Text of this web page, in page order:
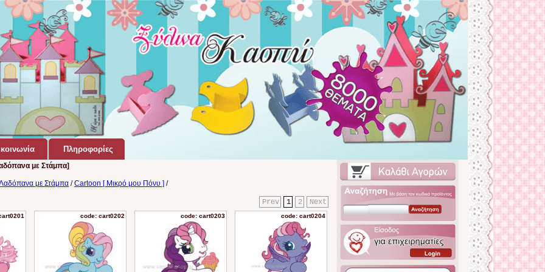
Πληροφορίες
με Στάμπα]
με Στάμπα /Cartoon [ Μικρό μου Πόνυ ] /
Next
2
1
Prev
code: cart0202 code: cart0203 code: cart0204